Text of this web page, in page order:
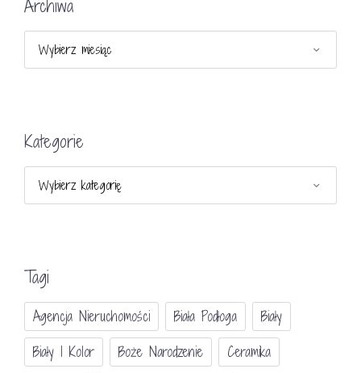
Archiwa
Kategorie
Tagi
Agencja Nieruchomości Biała Podłoga
Biały
Biały I Kolor
Boże Narodzenie
Ceramika